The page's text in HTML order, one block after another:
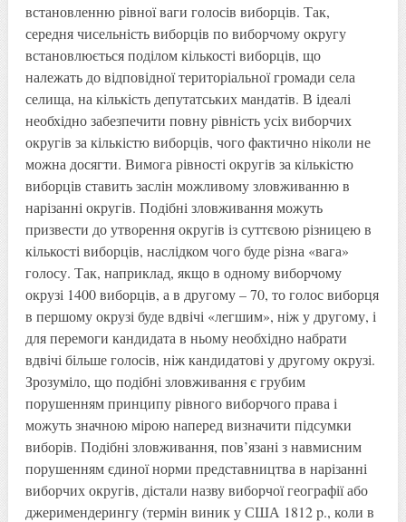
встановленню рівної ваги голосів виборців. Так,
середня чисельність виборців по виборчому округу
встановлюється поділом кількості виборців, що
належать до відповідної територіальної громади села
селища, на кількість депутатських мандатів. В ідеалі
необхідно забезпечити повну рівність усіх виборчих
округів за кількістю виборців, чого фактично ніколи не
можна досягти. Вимога рівності округів за кількістю
виборців ставить заслін можливому зловживанню в
нарізанні округів. Подібні зловживання можуть
призвести до утворення округів із суттєвою різницею в
кількості виборців, наслідком чого буде різна «вага»
голосу. Так, наприклад, якщо в одному виборчому
окрузі 1400 виборців, а в другому – 70, то голос виборця
в першому окрузі буде вдвічі «легшим», ніж у другому, і
для перемоги кандидата в ньому необхідно набрати
вдвічі більше голосів, ніж кандидатові у другому окрузі.
Зрозуміло, що подібні зловживання є грубим
порушенням принципу рівного виборчого права і
можуть значною мірою наперед визначити підсумки
виборів. Подібні зловживання, пов’язані з навмисним
порушенням єдиної норми представництва в нарізанні
виборчих округів, дістали назву виборчої географії або
джеримендерингу (термін виник у США 1812 p., коли в